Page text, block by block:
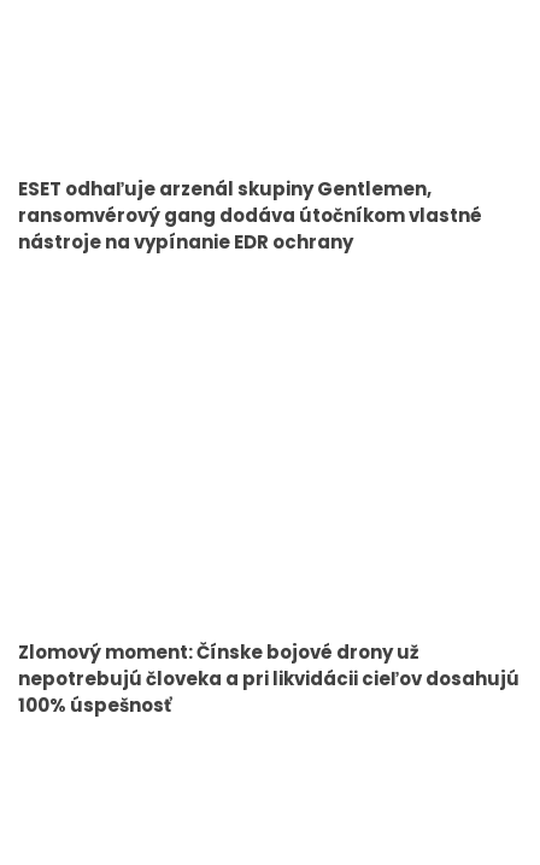
ESET odhaľuje arzenál skupiny Gentlemen,
ransomvérový gang dodáva útočníkom vlastné
nástroje na vypínanie EDR ochrany
Zlomový moment: Čínske bojové drony už
nepotrebujú človeka a pri likvidácii cieľov dosahujú
100% úspešnosť